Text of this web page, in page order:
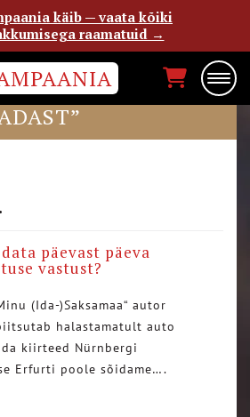
ENE TIMMUSKI
päevast päeva
vastust?
(Ida-)Saksamaa“ autor
halastamatult auto
kiirteed Nürnbergi
Erfurti poole sõidame….
käib — vaata kõiki
raamatuid →